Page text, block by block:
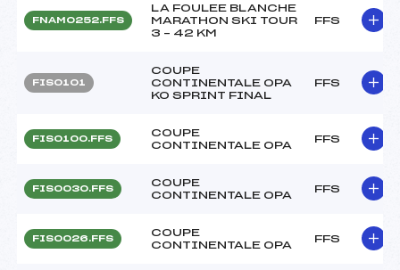
FNAM0252.FFS
LA FOULEE BLANCHE
MARATHON SKI TOUR
3 – 42 KM
FFS
FIS0101
COUPE
CONTINENTALE OPA
KO SPRINT FINAL
FFS
FIS0100.FFS
COUPE
CONTINENTALE OPA
FFS
FIS0030.FFS
COUPE
CONTINENTALE OPA
FFS
FIS0026.FFS
COUPE
CONTINENTALE OPA
FFS